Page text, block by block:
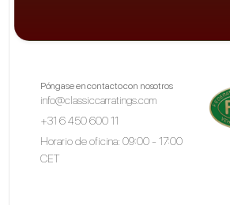
Póngase en contacto con nosotros
info@classiccarratings.com
+31 6 450 600 11
Horario de oficina: 09:00 - 17:00
CET